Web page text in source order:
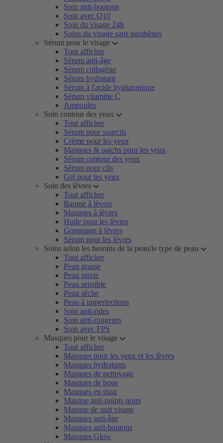
Soin anti-boutons
Soin avec Q10
Soin du visage 24h
Soins du visage sans parabènes
Sérum pour le visage
Tout afficher
Sérum anti-âge
Sérum collagène
Sérum hydratant
Sérum à l'acide hyaluronique
Sérum vitamine C
Ampoules
Soin contour des yeux
Tout afficher
Sérum pour sourcils
Crème pour les yeux
Masques & patchs pour les yeux
Sérum contour des yeux
Sérum pour cils
Gel pour les yeux
Soin des lèvres
Tout afficher
Baume à lèvres
Masques à lèvres
Huile pour les lèvres
Gommage à lèvres
Sérum pour les lèvres
Soins selon les besoins de la peau/le type de peau
Tout afficher
Peau grasse
Peau mixte
Peau sensible
Peau sèche
Peau à imperfections
Soin anti-rides
Soin anti-rougeurs
Soin avec FPS
Masques pour le visage
Tout afficher
Masques pour les yeux et les lèvres
Masques hydratants
Masques de nettoyage
Masques de boue
Masques en tissu
Masque anti-points noirs
Masque de nuit visage
Masques anti-âge
Masques anti-boutons
Masques Glow